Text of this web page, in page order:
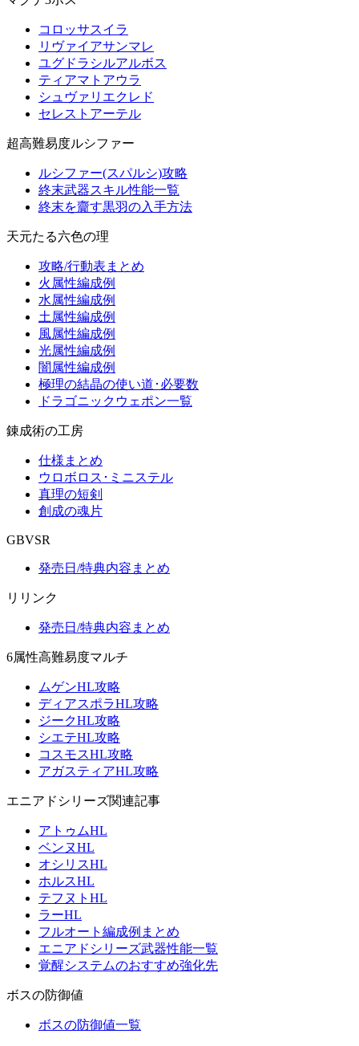
コロッサスイラ
リヴァイアサンマレ
ユグドラシルアルボス
ティアマトアウラ
シュヴァリエクレド
セレストアーテル
超高難易度ルシファー
ルシファー(スパルシ)攻略
終末武器スキル性能一覧
終末を齎す黒羽の入手方法
天元たる六色の理
攻略/行動表まとめ
火属性編成例
水属性編成例
土属性編成例
風属性編成例
光属性編成例
闇属性編成例
極理の結晶の使い道･必要数
ドラゴニックウェポン一覧
錬成術の工房
仕様まとめ
ウロボロス･ミニステル
真理の短剣
創成の魂片
GBVSR
発売日/特典内容まとめ
リリンク
発売日/特典内容まとめ
6属性高難易度マルチ
ムゲンHL攻略
ディアスポラHL攻略
ジークHL攻略
シエテHL攻略
コスモスHL攻略
アガスティアHL攻略
エニアドシリーズ関連記事
アトゥムHL
ベンヌHL
オシリスHL
ホルスHL
テフヌトHL
ラーHL
フルオート編成例まとめ
エニアドシリーズ武器性能一覧
覚醒システムのおすすめ強化先
ボスの防御値
ボスの防御値一覧